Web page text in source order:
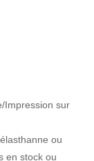
Impression sur
ou
en stock ou